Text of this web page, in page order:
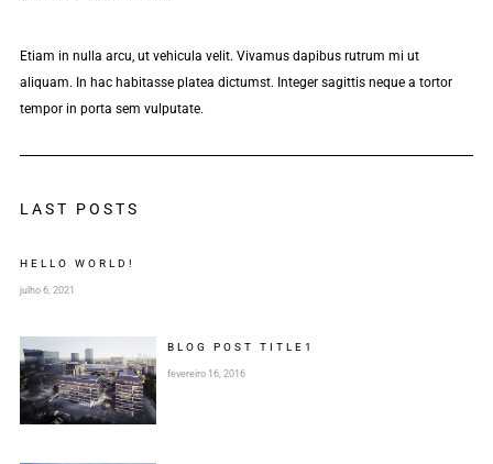
Etiam in nulla arcu, ut vehicula velit. Vivamus dapibus rutrum mi ut
aliquam. In hac habitasse platea dictumst. Integer sagittis neque a tortor
tempor in porta sem vulputate.
LAST POSTS
HELLO WORLD!
julho 6, 2021
BLOG POST TITLE 1
fevereiro 16, 2016